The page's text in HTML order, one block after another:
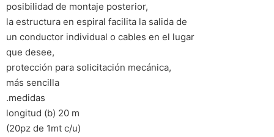
posibilidad de montaje posterior,
la estructura en espiral facilita la salida de
un conductor individual o cables en el lugar
que desee,
protección para solicitación mecánica,
más sencilla
.medidas
longitud (b) 20 m
(20pz de 1mt c/u)